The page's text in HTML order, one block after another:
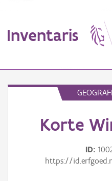
Inventaris
ErfgoedobjectKorte
ID
https://